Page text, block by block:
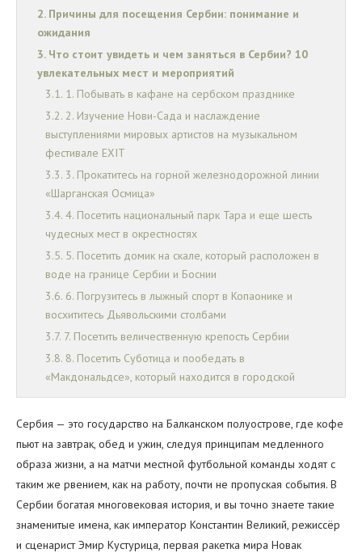
Причины для посещения Сербии: понимание и
ожидания
Что стоит увидеть и чем заняться в Сербии? 10
увлекательных мест и мероприятий
1. Побывать в кафане на сербском празднике
2. Изучение Нови-Сада и наслаждение
выступлениями мировых артистов на музыкальном
фестивале EXIT
3. Прокатитесь на горной железнодорожной линии
«Шарганская Осмица»
4. Посетить национальный парк Тара и еще шесть
чудесных мест в окрестностях
5. Посетить домик на скале, который расположен в
воде на границе Сербии и Боснии
6. Погрузитесь в лыжный спорт в Копаонике и
восхититесь Дьявольскими столбами
7. Посетить величественную крепость Сербии
8. Посетить Суботица и пообедать в
«Макдональдсе», который находится в городской
ратуше
9. Посещение матча местной футбольной команды
10. Посетить один из 400 клубов в Белграде и
погрузиться в ночную жизнь города
Подытожим
Сербия — это государство на Балканском полуострове, где кофе
пьют на завтрак, обед и ужин, следуя принципам медленного
образа жизни, а на матчи местной футбольной команды ходят с
таким же рвением, как на работу, почти не пропуская события. В
Сербии богатая многовековая история, и вы точно знаете такие
знаменитые имена, как император Константин Великий, режиссёр
и сценарист Эмир Кустурица, первая ракетка мира Новак